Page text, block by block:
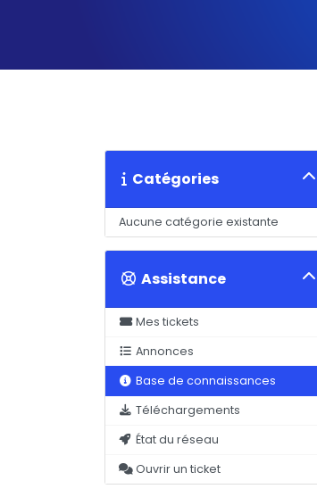
Catégories
Aucune catégorie existante
Assistance
Mes tickets
Annonces
Base de connaissances
Téléchargements
État du réseau
Ouvrir un ticket